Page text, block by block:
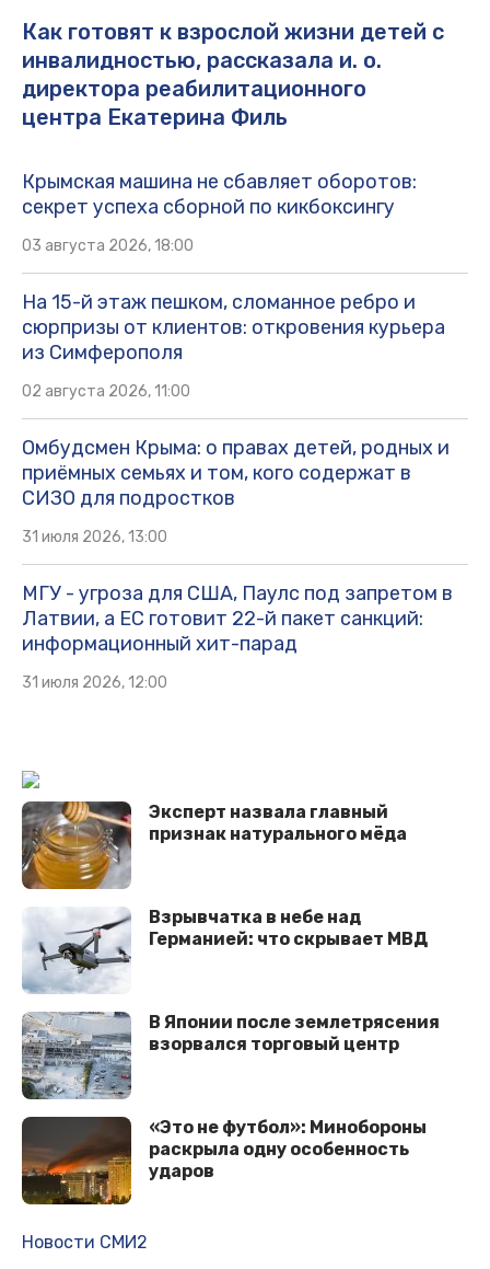
Как готовят к взрослой жизни детей с
инвалидностью, рассказала и. о.
директора реабилитационного
центра Екатерина Филь
Крымская машина не сбавляет оборотов:
секрет успеха сборной по кикбоксингу
03 августа 2026, 18:00
На 15-й этаж пешком, сломанное ребро и
сюрпризы от клиентов: откровения курьера
из Симферополя
02 августа 2026, 11:00
Омбудсмен Крыма: о правах детей, родных и
приёмных семьях и том, кого содержат в
СИЗО для подростков
31 июля 2026, 13:00
МГУ - угроза для США, Паулс под запретом в
Латвии, а ЕС готовит 22-й пакет санкций:
информационный хит-парад
31 июля 2026, 12:00
Эксперт назвала главный
признак натурального мёда
Взрывчатка в небе над
Германией: что скрывает МВД
В Японии после землетрясения
взорвался торговый центр
«Это не футбол»: Минобороны
раскрыла одну особенность
ударов
Новости СМИ2